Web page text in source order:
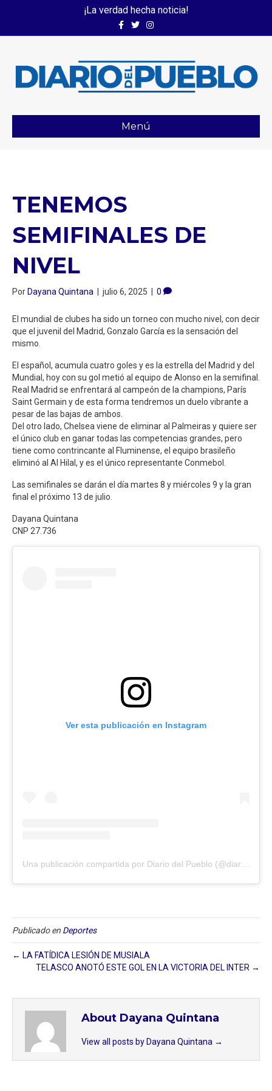
¡La verdad hecha noticia!
FacebookTwitterInstagram
Menú
TENEMOS
SEMIFINALES DE
NIVEL
PorDayana Quintana | julio 6, 2025 | 0
El mundial de clubes ha sido un torneo con mucho nivel, con decir
que el juvenil del Madrid, Gonzalo García es la sensación del
mismo.
El español, acumula cuatro goles y es la estrella del Madrid y del
Mundial, hoy con su gol metió al equipo de Alonso en la semifinal.
Real Madrid se enfrentará al campeón de la champions, París
Saint Germain y de esta forma tendremos un duelo vibrante a
pesar de las bajas de ambos.
Del otro lado, Chelsea viene de eliminar al Palmeiras y quiere ser
el único club en ganar todas las competencias grandes, pero
tiene como contrincante al Fluminense, el equipo brasileño
eliminó al Al Hilal, y es el único representante Conmebol.
Las semifinales se darán el día martes 8 y miércoles 9 y la gran
final el próximo 13 de julio.
Dayana Quintana
CNP 27.736
Ver esta publicación en Instagram
Publicado en Deportes
← LA FATÍDICA LESIÓN DE MUSIALA
TELASCO ANOTÓ ESTE GOL EN LA VICTORIA DEL INTER →
About Dayana Quintana
View all posts by Dayana Quintana →